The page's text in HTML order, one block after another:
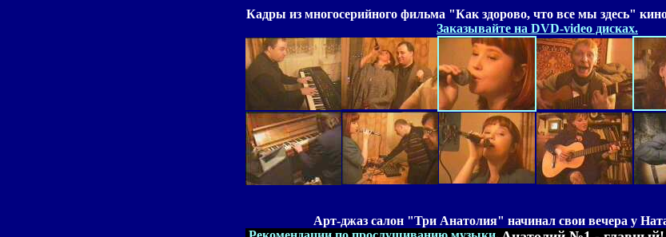
Кадры из многосерийного фильма "Как здорово, что все мы здесь"
Заказывайте на DVD-video дисках.
Арт-джаз салон "Три Анатолия" начинал свои вечера у